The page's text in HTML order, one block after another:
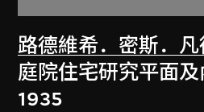
路德維希．密斯．
庭院住宅研究平面及
1935